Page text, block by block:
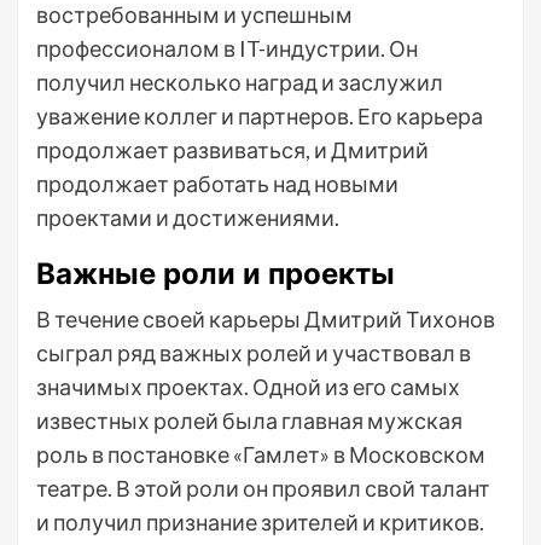
востребованным и успешным
профессионалом в IT-индустрии. Он
получил несколько наград и заслужил
уважение коллег и партнеров. Его карьера
продолжает развиваться, и Дмитрий
продолжает работать над новыми
проектами и достижениями.
Важные роли и проекты
В течение своей карьеры Дмитрий Тихонов
сыграл ряд важных ролей и участвовал в
значимых проектах. Одной из его самых
известных ролей была главная мужская
роль в постановке «Гамлет» в Московском
театре. В этой роли он проявил свой талант
и получил признание зрителей и критиков.